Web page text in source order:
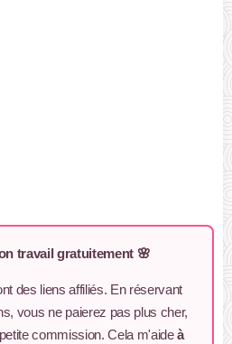
travail gratuitement 🌸
des liens affiliés. En réservant
vous ne paierez pas plus cher,
commission. Cela m'aideà